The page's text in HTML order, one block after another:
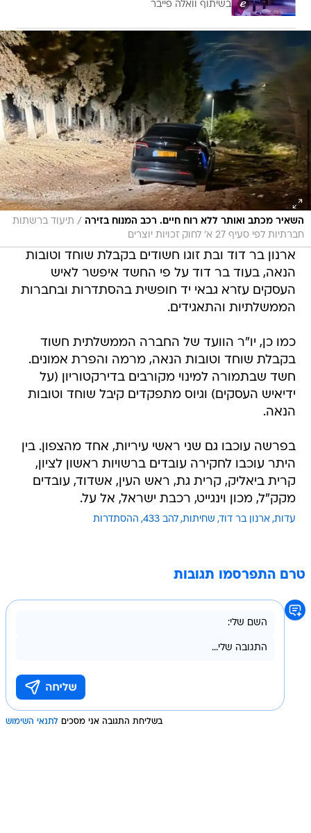
בשיתוף וואלה פייבר
השאיר מכתב ואותר ללא רוח חיים. רכב המנוח בזירה / תיעוד ברשתות
חברתיות לפי סעיף 27 א' לחוק זכויות יוצרים
ארנון בר דוד ובת זוגו חשודים בקבלת שוחד וטובות
הנאה, בעוד בר דוד על פי החשד איפשר לאיש
העסקים עזרא גבאי יד חופשית בהסתדרות ובחברות
הממשלתיות והתאגידים.
כמו כן, יו"ר הוועד של החברה הממשלתית חשוד
בקבלת שוחד וטובות הנאה, מרמה והפרת אמונים.
חשד שבתמורה למינוי מקורבים בדירקטוריון (על
ידיאיש העסקים) וגיוס מתפקדים קיבל שוחד וטובות
הנאה.
בפרשה עוכבו גם שני ראשי עיריות, אחד מהצפון. בין
היתר עוכבו לחקירה עובדים ברשויות ראשון לציון,
קרית ביאליק, קרית גת, ראש העין, אשדוד, עובדים
מקק"ל, מכון וינגייט, רכבת ישראל, אל על.
עדות ארנון בר דוד שחיתות להב 433 ההסתדרות
טרם התפרסמו תגובות
בשליחת התגובה אני מסכים לתנאי השימוש